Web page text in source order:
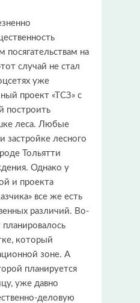
на
случай не стал
уже
проект «ТСЗ» с
построить
леса. Любые
застройке лесного
Тольятти
Однако у
и проекта
все же есть
различий. Во-
который
зоне. А
планируется
уже давно
деловую